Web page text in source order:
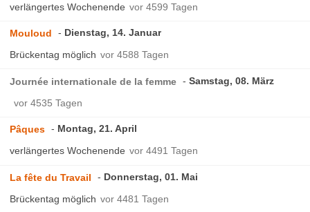
verlängertes Wochenende vor 4599 Tagen
Mouloud
Dienstag, 14. Januar
Brückentag möglich vor 4588 Tagen
Journée internationale de la femme
Samstag, 08. März
vor 4535 Tagen
Pâques
Montag, 21. April
verlängertes Wochenende vor 4491 Tagen
La fête du Travail
Donnerstag, 01. Mai
Brückentag möglich vor 4481 Tagen